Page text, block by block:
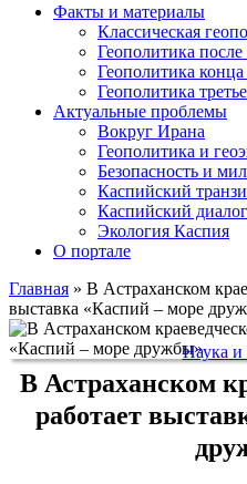
Факты и материалы
Классическая
Геополитика
Геополитика
Геополитика
Актуальные проблемы
Вокруг Ирана
Геополитика и
Безопасность и
Каспийский
Каспийский диалог
Экология Каспия
О портале
Главная » В Астраханском
выставка «Каспий – море
Наука и
В Астраханском
работает